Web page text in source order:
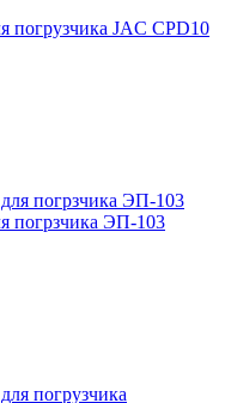
погрузчика JAC CPD10
погрзчика ЭП-103